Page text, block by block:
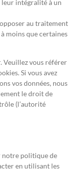
intégralité à un
au traitement
moins que certaines
Veuillez vous référer
Si vous avez
vos données, nous
le droit de
(l’autorité
notre politique de
en utilisant les